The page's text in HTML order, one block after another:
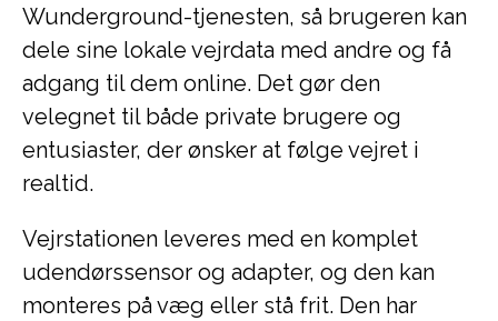
Wunderground-tjenesten, så brugeren kan
dele sine lokale vejrdata med andre og få
adgang til dem online. Det gør den
velegnet til både private brugere og
entusiaster, der ønsker at følge vejret i
realtid.
Vejrstationen leveres med en komplet
udendørssensor og adapter, og den kan
monteres på væg eller stå frit. Den har